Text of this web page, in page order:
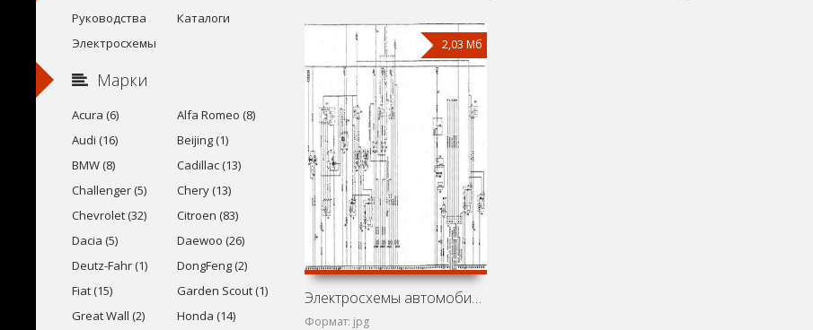
2,03 Мб
Электросхемы автомобиля Bedford Astra Van (Opel Kadett D)
Формат: jpg
Руководства
Каталоги
Электросхемы
Марки
Acura (6)
Alfa Romeo (8)
Audi (16)
Beijing (1)
BMW (8)
Cadillac (13)
Challenger (5)
Chery (13)
Chevrolet (32)
Citroen (83)
Dacia (5)
Daewoo (26)
Deutz-Fahr (1)
DongFeng (2)
Fiat (15)
Garden Scout (1)
Great Wall (2)
Honda (14)